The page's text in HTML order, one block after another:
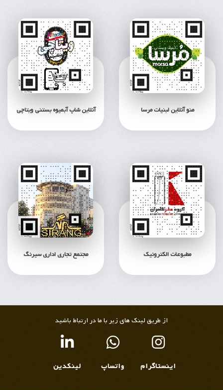
منو آنلاین لبنیات مرسا آنلاین شاپ آبمیوه بستنی ویتاچی
مطبوعات الکترونیک مجتمع تجاری اداری سیرنگ
از طریق لینک های زیر با ما در ارتباط باشید
اینستاگرام واتساپ لینکدین